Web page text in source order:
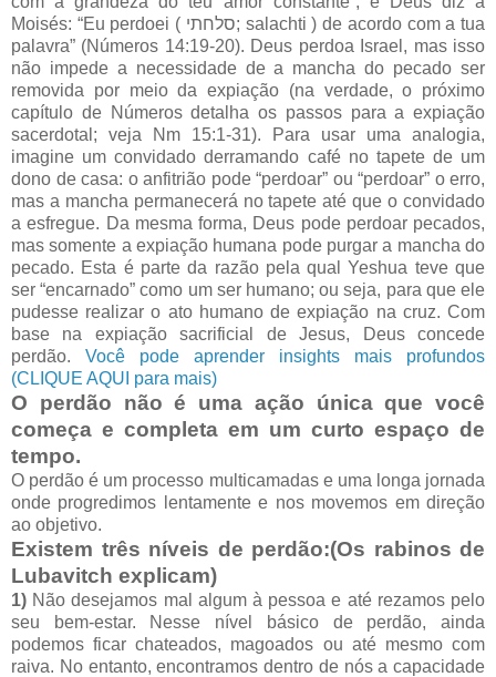
Moisés: “Eu perdoei ( סלחתי; salachti ) de acordo com a tua
palavra” (Números 14:19-20). Deus perdoa Israel, mas isso
não impede a necessidade de a mancha do pecado ser
removida por meio da expiação (na verdade, o próximo
capítulo de Números detalha os passos para a expiação
sacerdotal; veja Nm 15:1-31). Para usar uma analogia,
imagine um convidado derramando café no tapete de um
dono de casa: o anfitrião pode “perdoar” ou “perdoar” o erro,
mas a mancha permanecerá no tapete até que o convidado
a esfregue. Da mesma forma, Deus pode perdoar pecados,
mas somente a expiação humana pode purgar a mancha do
pecado. Esta é parte da razão pela qual Yeshua teve que
ser “encarnado” como um ser humano; ou seja, para que ele
pudesse realizar o ato humano de expiação na cruz. Com
base na expiação sacrificial de Jesus, Deus concede
perdão. Você pode aprender insights mais profundos
(CLIQUE AQUI para mais)
O perdão não é uma ação única que você
começa e completa em um curto espaço de
tempo.
O perdão é um processo multicamadas e uma longa jornada
onde progredimos lentamente e nos movemos em direção
ao objetivo.
Existem três níveis de perdão:(Os rabinos de
Lubavitch explicam)
1) Não desejamos mal algum à pessoa e até rezamos pelo
seu bem-estar. Nesse nível básico de perdão, ainda
podemos ficar chateados, magoados ou até mesmo com
raiva. No entanto, encontramos dentro de nós a capacidade